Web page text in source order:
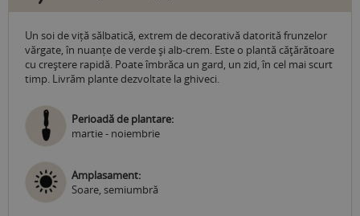
Un soi de viță sălbatică, extrem de decorativă datorită frunzelor
vărgate, în nuanțe de verde și alb-crem. Este o plantă căţărătoare
cu creștere rapidă. Poate îmbrăca un gard, un zid, în cel mai scurt
timp. Livrăm plante dezvoltate la ghiveci.
Perioadă de plantare:
martie - noiembrie
Amplasament:
Soare, semiumbră